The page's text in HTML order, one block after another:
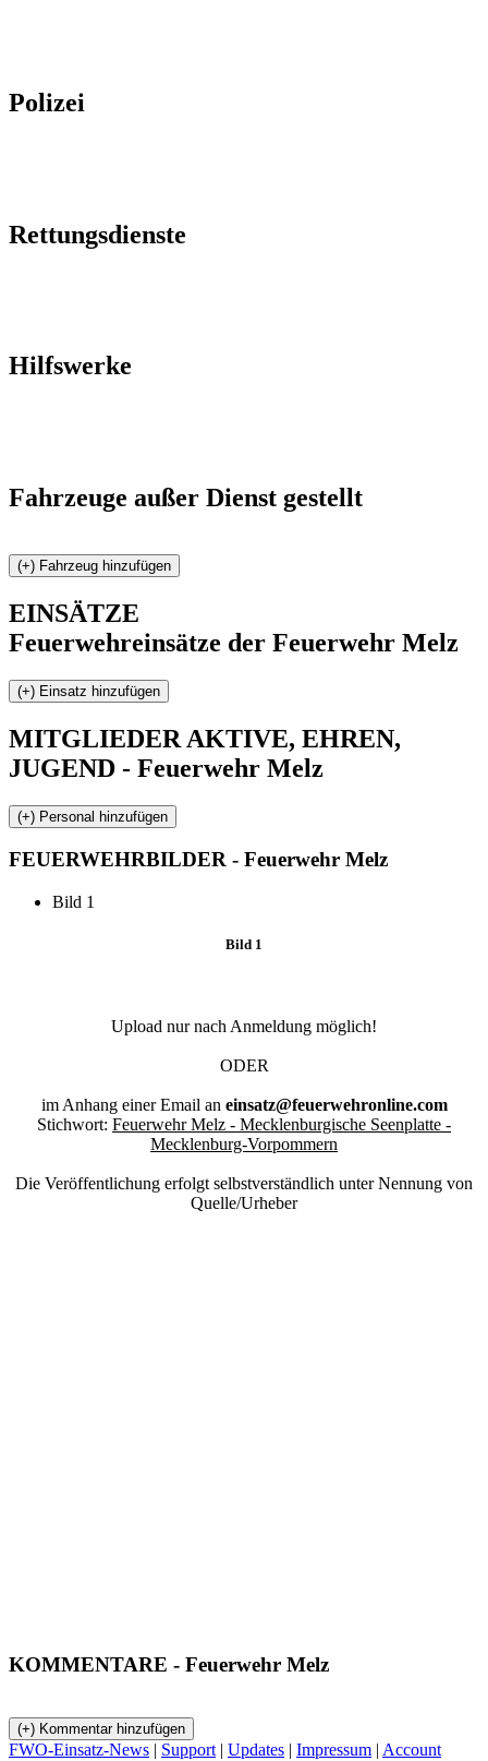
Polizei
Rettungsdienste
Hilfswerke
Fahrzeuge außer Dienst gestellt
EINSÄTZE
Feuerwehreinsätze der Feuerwehr Melz
MITGLIEDER AKTIVE, EHREN,
JUGEND - Feuerwehr Melz
FEUERWEHRBILDER - Feuerwehr Melz
Bild 1
Bild 1
Upload nur nach Anmeldung möglich!
ODER
im Anhang einer Email an einsatz@feuerwehronline.com
Stichwort: Feuerwehr Melz - Mecklenburgische Seenplatte -
Mecklenburg-Vorpommern
Die Veröffentlichung erfolgt selbstverständlich unter Nennung von
Quelle/Urheber
KOMMENTARE - Feuerwehr Melz
FWO-Einsatz-News | Support | Updates | Impressum | Account